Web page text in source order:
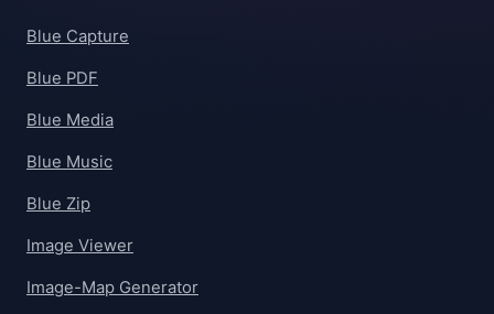
Blue Capture
Blue PDF
Blue Media
Blue Music
Blue Zip
Image Viewer
Image-Map Generator